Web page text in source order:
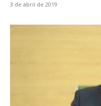
3 de abril de 2019